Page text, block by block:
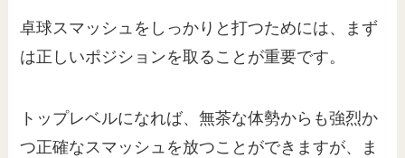
卓球スマッシュをしっかりと打つためには、まず
は正しいポジションを取ることが重要です。
トップレベルになれば、無茶な体勢からも強烈か
つ正確なスマッシュを放つことができますが、ま